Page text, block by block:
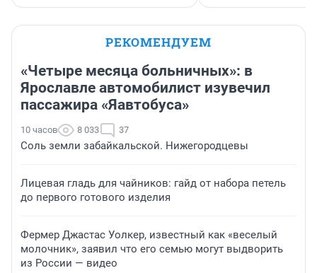
РЕКОМЕНДУЕМ
«Четыре месяца больничных»: в
Ярославле автомобилист изувечил
пассажира «Яавтобуса»
10 часов 8 033 37
Соль земли забайкальской. Нижегородцевы
Лицевая гладь для чайников: гайд от набора петель
до первого готового изделия
Фермер Джастас Уолкер, известный как «веселый
молочник», заявил что его семью могут выдворить
из России — видео